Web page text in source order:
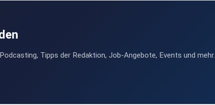
Tipps der Redaktion, Job-Angebote, Events und mehr.